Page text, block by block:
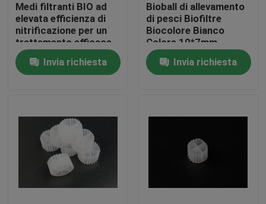
Casa
Circa noi
Medi filtranti BIO ad
elevata efficienza di
nitrificazione per un
trattamento efficace
delle acque reflue
Invia richiesta
Bioball di allevamento
di pesci Biofiltre
Biocolore Bianco
Colore 10*7mm
Riempitore
galleggiante 100%
Biofiltre in HDPE
Invia richiesta